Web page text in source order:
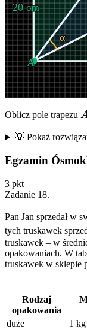
α
A
20 cm
Oblicz pole trapezu
💡 Pokaż
Egzamin
3 pkt
Zadanie 18.
Pan Jan sprzedał w
tych truskawek
truskawek – w
opakowaniach. W
truskawek w sklepie
Rodzaj
opakowania
duże
1 kg